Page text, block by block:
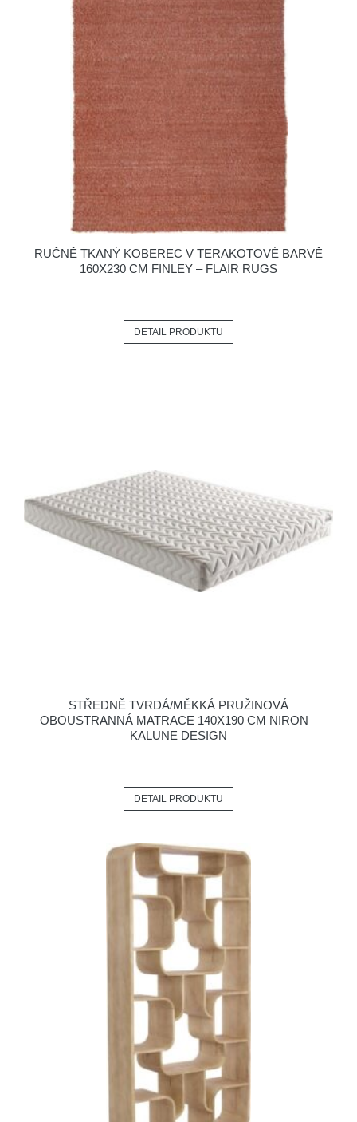
RUČNĚ TKANÝ KOBEREC V TERAKOTOVÉ BARVĚ
160X230 CM FINLEY – FLAIR RUGS
DETAIL PRODUKTU
STŘEDNĚ TVRDÁ/MĚKKÁ PRUŽINOVÁ
OBOUSTRANNÁ MATRACE 140X190 CM NIRON –
KALUNE DESIGN
DETAIL PRODUKTU